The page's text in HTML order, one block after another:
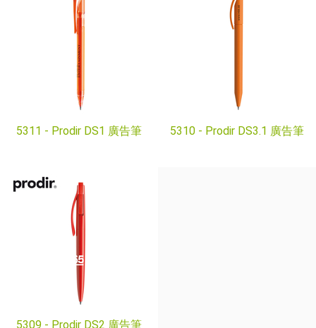
5311 - Prodir DS1 廣告筆 5310 - Prodir DS3.1 廣告筆
5309 - Prodir DS2 廣告筆